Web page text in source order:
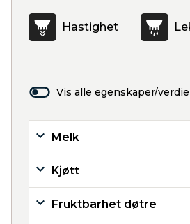
Hastighet
Vis alle egenskaper/
Melk
Kjøtt
Fruktbarhet døtre